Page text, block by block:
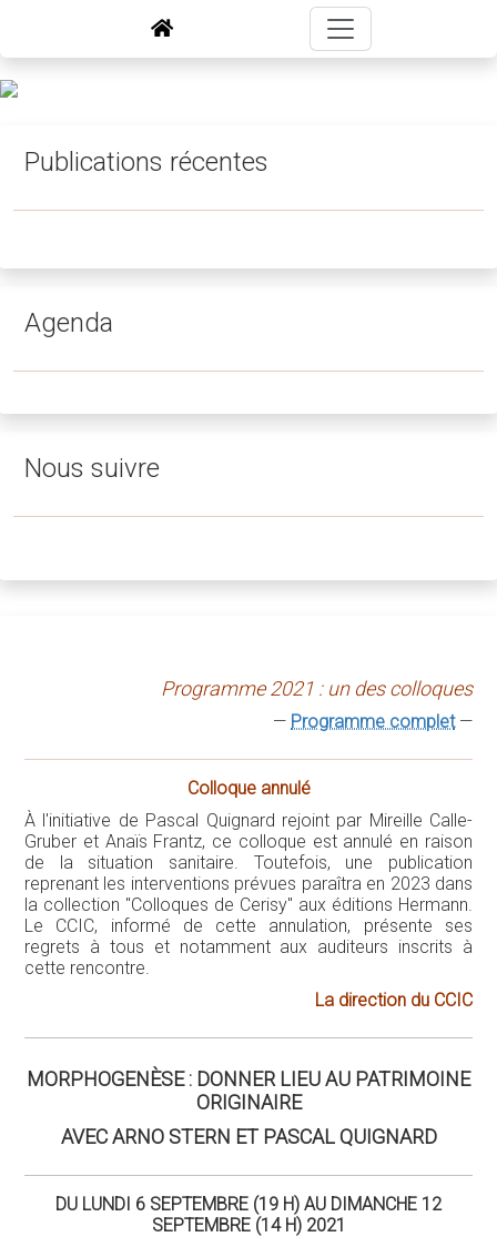
Programme 2021 : un des colloques
— Programme complet—
Colloque annulé
À l'initiative de Pascal Quignard rejoint par Mireille Calle-
Gruber et Anaïs Frantz, ce colloque est annulé en raison
de la situation sanitaire. Toutefois, une publication
reprenant les interventions prévues paraîtra en 2023 dans
la collection "Colloques de Cerisy" aux éditions Hermann.
Le CCIC, informé de cette annulation, présente ses
regrets à tous et notamment aux auditeurs inscrits à
cette rencontre.
La direction du CCIC
MORPHOGENÈSE : DONNER LIEU AU PATRIMOINE
ORIGINAIRE
AVEC ARNO STERN ET PASCAL QUIGNARD
DU LUNDI 6 SEPTEMBRE (19 H) AU DIMANCHE 12
SEPTEMBRE (14 H) 2021
Publications récentes
Agenda
Nous suivre